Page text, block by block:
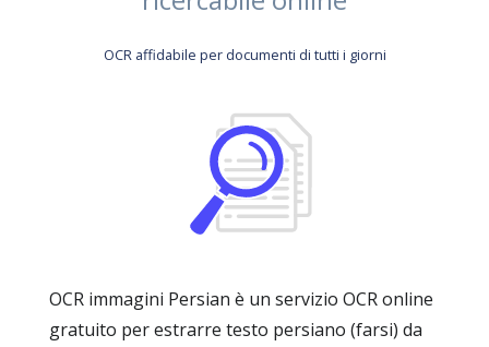
OCR affidabile per documenti di tutti i giorni
OCR immagini Persian è un servizio OCR online
gratuito per estrarre testo persiano (farsi) da